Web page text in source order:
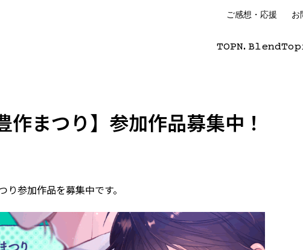
ご感想・応援 お
TOPN. Blend
まつり】参加作品募集中！
参加作品を募集中です。